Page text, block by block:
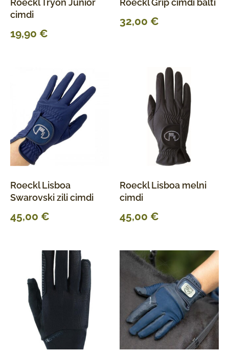
cimdi
19,90 €
32,00 €
Roeckl Lisboa
Swarovski zili cimdi
45,00 €
Roeckl Lisboa melni
cimdi
45,00 €